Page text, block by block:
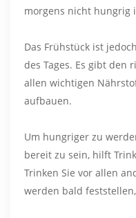
morgens nicht hungrig
Das Frühstück ist
des Tages. Es gibt den
allen wichtigen
aufbauen.
Um hungriger zu
bereit zu sein, hilft
Trinken Sie vor allen
werden bald